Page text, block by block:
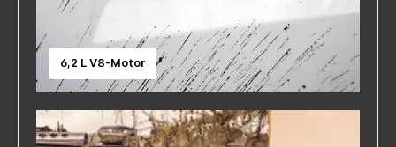
6,2 L V8-Motor